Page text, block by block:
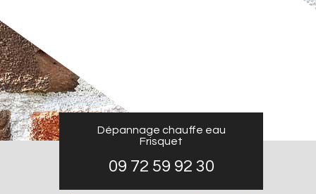
Dépannage chauffe eau
Frisquet
09 72 59 92 30